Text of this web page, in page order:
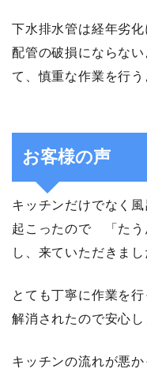
下水排水管は経年劣化
配管の破損にならな
て、慎重な作業を行う
お客様の声
キッチンだけでなく
起こったので 「たう
し、来ていただきまし
とても丁寧に作業を
解消されたので安心し
キッチンの流れが悪